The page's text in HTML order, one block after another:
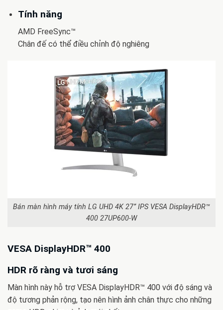
Tính năng
AMD FreeSync™
Chân đế có thể điều chỉnh độ nghiêng
Bán màn hình máy tính LG UHD 4K 27” IPS VESA DisplayHDR™
400 27UP600-W
VESA DisplayHDR™ 400
HDR rõ ràng và tươi sáng
Màn hình này hỗ trợ VESA DisplayHDR™ 400 với độ sáng và
độ tương phản rộng, tạo nên hình ảnh chân thực cho những